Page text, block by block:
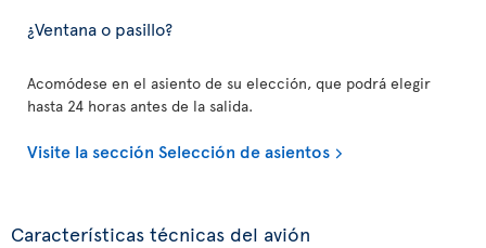
¿Ventana o pasillo?
Acomódese en el asiento de su elección, que podrá elegir
hasta 24 horas antes de la salida.
Visite la sección Selección de asientos
Características técnicas del avión